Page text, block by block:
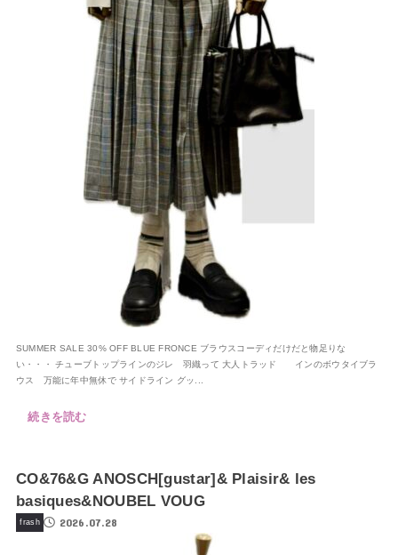
SUMMER SALE 30% OFF BLUE FRONCE ブラウスコーディだけだと物足りな
い・・・ チューブトップラインのジレ 羽織って 大人トラッド インのボウタイブラ
ウス 万能に年中無休で サイドライン グッ...
続きを読む
CO&76&G ANOSCH[gustar]& Plaisir& les
basiques&NOUBEL VOUG
frash 2026.07.28